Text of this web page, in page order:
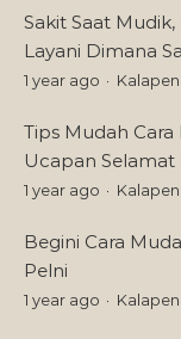
Sakit Saat
Layani Dimana
1 year ago
Tips Mudah
Ucapan Selamat
1 year ago
Begini Cara
Pelni
1 year ago